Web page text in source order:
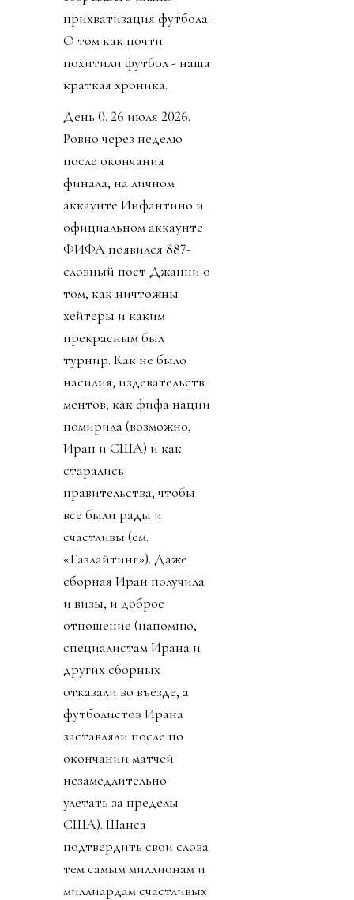
прихватизация футбола.
О том как почти
похитили футбол - наша
краткая хроника.
День 0. 26 июля 2026.
Ровно через неделю
после окончания
финала, на личном
аккаунте Инфантино и
официальном аккаунте
ФИФА появился 887-
словный пост Джанни о
том, как ничтожны
хейтеры и каким
прекрасным был
турнир. Как не было
насилия, издевательств
ментов, как фифа нации
помирила (возможно,
Иран и США) и как
старались
правительства, чтобы
все были рады и
счастливы (см.
«Газлайтинг»). Даже
сборная Иран получила
и визы, и доброе
отношение (напомню,
специалистам Ирана и
других сборных
отказали во въезде, а
футболистов Ирана
заставляли после по
окончании матчей
незамедлительно
улетать за пределы
США). Шанса
подтвердить свои слова
тем самым миллионам и
миллиардам счастливых